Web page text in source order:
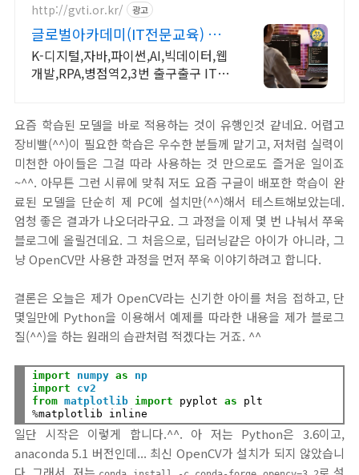
http://gvti.or.kr/ 광고
글로벌아카데미(IT전문교육) 고
용노동부지정 우수훈련기관
K-디지털,자바,파이썬,AI,빅데이터,웹
개발,RPA,병점역2,3번 출구출구 IT
요즘 학습된 모델을 바로 적용하는 것이 유행인것 같네요. 어렵고
장비빨(^^)이 필요한 학습은 우수한 분들께 맡기고, 저처럼 실력이
미천한 아이들은 그걸 따라 사용하는 것 만으로도 즐거운 일이죠
~^^. 아무튼 그런 시류에 맞춰 저도 요즘 구글이 배포한 학습이 완
료된 모델을 단순히 제 PC에 설치만(^^)해서 테스트해보았는데.
엄청 좋은 결과가 나오더라구요. 그 과정을 이제 몇 번 나눠서 쭈욱
블로그에 올릴건데요. 그 처음으로, 딥러닝같은 아이가 아니라, 그
냥 OpenCV만 사용한 과정을 먼저 쭈욱 이야기하려고 합니다.
결론은 오늘은 제가 OpenCV라는 신기한 아이를 처음 접하고, 단
몇일만에 Python을 이용해서 예제를 따라한 내용을 제가 블로그
질(^^)을 하는 원래의 습관처럼 적겠다는 거죠. ^^
import numpy as
np
import
cv2
from matplotlib import pyplot as
%
일단 시작은 이렇게 합니다.^^. 아 저는 Python은 3.6이고,
anaconda 5.1 버전인데... 최신 OpenCV가 설치가 되지 않았습니